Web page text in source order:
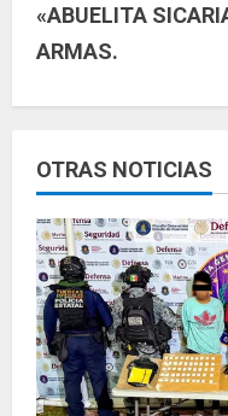
e
y
e
n
d
o
«ABUELITA
ARMAS.
OTRAS NOTICIAS